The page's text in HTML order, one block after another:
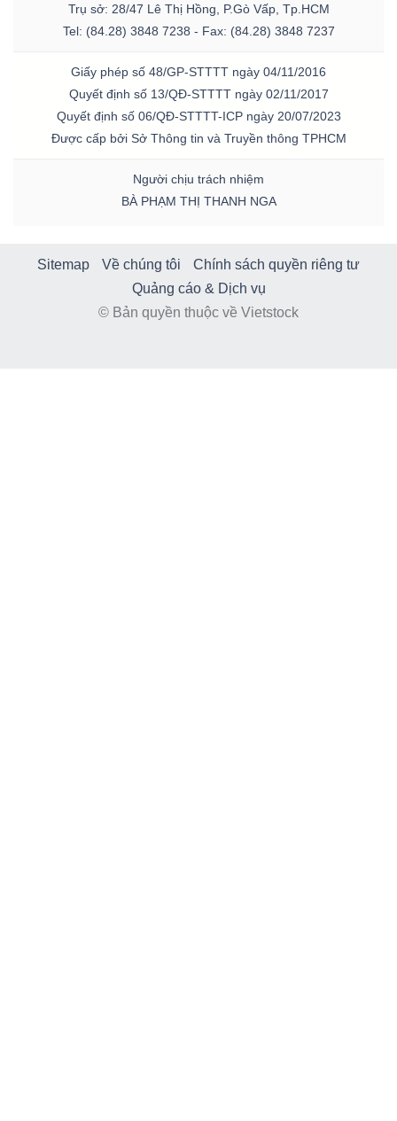
Trụ sở: 28/47 Lê Thị Hồng, P.Gò Vấp, Tp.HCM
Tel: (84.28) 3848 7238 - Fax: (84.28) 3848 7237
Giấy phép số 48/GP-STTTT ngày 04/11/2016
Quyết định số 13/QĐ-STTTT ngày 02/11/2017
Quyết định số 06/QĐ-STTTT-ICP ngày 20/07/2023
Được cấp bởi Sở Thông tin và Truyền thông TPHCM
Người chịu trách nhiệm
BÀ PHẠM THỊ THANH NGA
Sitemap Về chúng tôi
Chính sách quyền riêng tư
Quảng cáo & Dịch vụ
© Bản quyền thuộc về Vietstock